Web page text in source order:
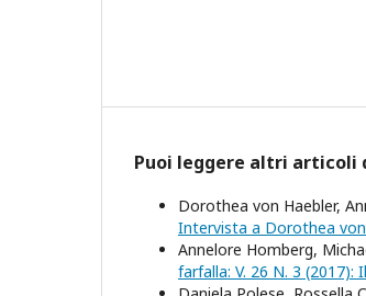
Puoi leggere altri articoli
Dorothea von Haebler,
Intervista a Dorothea
Annelore Homberg,
farfalla: V. 26 N. 3 (2017):